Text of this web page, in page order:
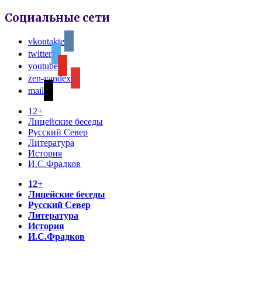
Социальные сети
vkontakte
twitter
youtube
zen-yandex
mail
12+
Лицейские беседы
Русский Север
Литература
История
И.С.Фрадков
12+
Лицейские беседы
Русский Север
Литература
История
И.С.Фрадков